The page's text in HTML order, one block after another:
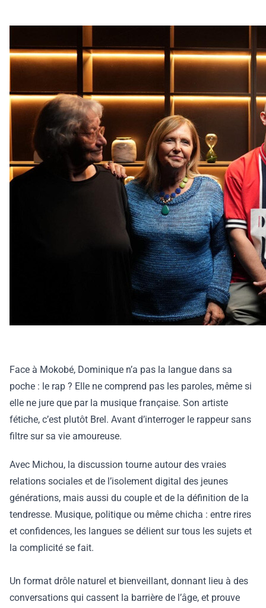
Face à Mokobé, Dominique n’a pas la langue dans sa
poche : le rap ? Elle ne comprend pas les paroles, même si
elle ne jure que par la musique française. Son artiste
fétiche, c’est plutôt Brel. Avant d’interroger le rappeur sans
filtre sur sa vie amoureuse.
Avec Michou, la discussion tourne autour des vraies
relations sociales et de l’isolement digital des jeunes
générations, mais aussi du couple et de la définition de la
tendresse. Musique, politique ou même chicha : entre rires
et confidences, les langues se délient sur tous les sujets et
la complicité se fait.
Un format drôle naturel et bienveillant, donnant lieu à des
conversations qui cassent la barrière de l’âge, et prouve